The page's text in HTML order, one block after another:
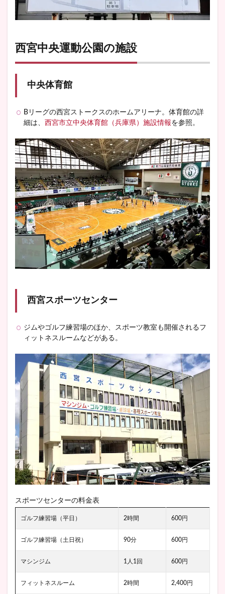
西宮中央運動公園の施設
中央体育館
Bリーグの西宮ストークスのホームアリーナ。体育館の詳
細は、 西宮市立中央体育館（兵庫県）施設情報を参照。
西宮スポーツセンター
ジムやゴルフ練習場のほか、スポーツ教室も開催されるフ
ィットネスルームなどがある。
スポーツセンターの料金表
ゴルフ練習場（平日） 2時間 600円
ゴルフ練習場（土日祝） 90分 600円
マシンジム 1人1回 600円
フィットネスルーム 2時間 2,400円